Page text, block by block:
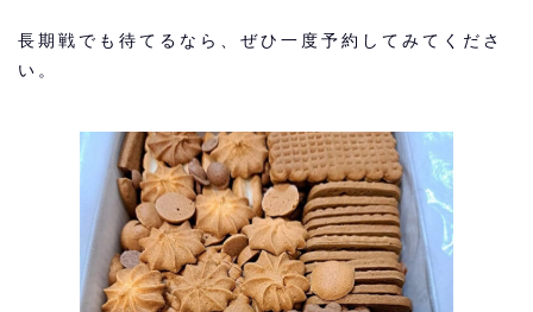
長期戦でも待てるなら、ぜひ一度予約してみてくださ
い。